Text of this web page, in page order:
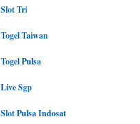
Slot Tri
Togel Taiwan
Togel Pulsa
Live Sgp
Slot Pulsa Indosat